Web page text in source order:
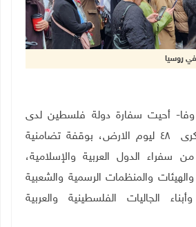
روسيا
موسكو 4-4-2024 وفا- أحيت سفارة دولة فلسطين لدى
روسيا الاتحادية، الذكرى ٤٨ ليوم الارض، بوقفة تضامنية
الدول العربية والإسلامية،
والمنظمات الرسمية والشعبية
الجاليات الفلسطينية والعربية